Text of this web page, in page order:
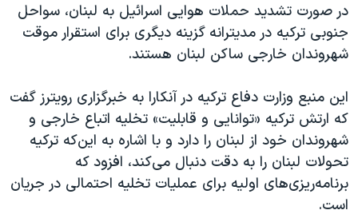
در صورت تشدید حملات هوایی اسرائیل به لبنان، سواحل
جنوبی ترکیه در مدیترانه گزینه دیگری برای استقرار موقت
شهروندان خارجی ساکن لبنان هستند.
این منبع وزارت دفاع ترکیه در آنکارا به خبرگزاری رویترز گفت
که ارتش ترکیه «توانایی و قابلیت» تخلیه اتباع خارجی و
شهروندان خود از لبنان را دارد و با اشاره به این‌که ترکیه
تحولات لبنان را به دقت دنبال می‌کند، افزود که
برنامه‌ریزی‌های اولیه برای عملیات تخلیه احتمالی در جریان
است.